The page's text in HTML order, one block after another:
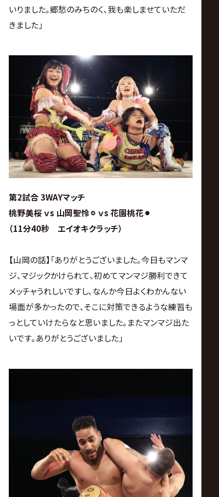
いりました｡郷愁のみちのく､我も楽しませていただ
きました｣
第2試合 3WAYマッチ
桃野美桜 ｖs 山岡聖怜⚪︎ ｖs 花園桃花⚫︎
（11分40秒 エイオキクラッチ）
【山岡の話】｢ありがとうございました｡今日もマンマ
ジ､マジックかけられて､初めてマンマジ勝利できて
メッチャうれしいですし､なんか今日よくわかんない
場面が多かったので､そこに対策できるような練習も
っとしていけたらなと思いました｡またマンマジ出た
いです｡ありがとうございました｣